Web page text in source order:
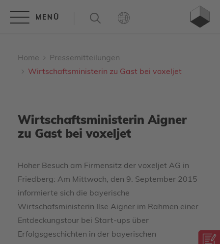
Home
Pressemitteilungen
Wirtschaftsministerin zu Gast bei voxeljet
Wirtschaftsministerin Aigner
zu Gast bei voxeljet
Hoher Besuch am Firmensitz der voxeljet AG in
Friedberg: Am Mittwoch, den 9. September 2015
informierte sich die bayerische
Wirtschafsministerin Ilse Aigner im Rahmen einer
Entdeckungstour bei Start-ups über
Erfolgsgeschichten in der bayerischen